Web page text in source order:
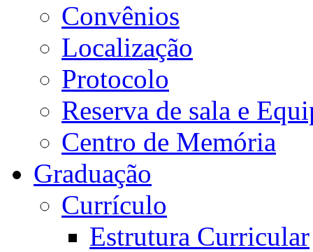
Convênios
Localização
Protocolo
Reserva de sala e
Centro de Memória
Graduação
Currículo
Estrutura Curricular